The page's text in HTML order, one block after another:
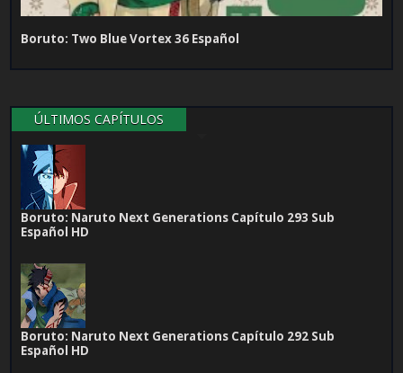
Boruto: Two Blue Vortex 36 Español
ÚLTIMOS CAPÍTULOS
Boruto: Naruto Next Generations Capítulo 293 Sub
Español HD
Boruto: Naruto Next Generations Capítulo 292 Sub
Español HD